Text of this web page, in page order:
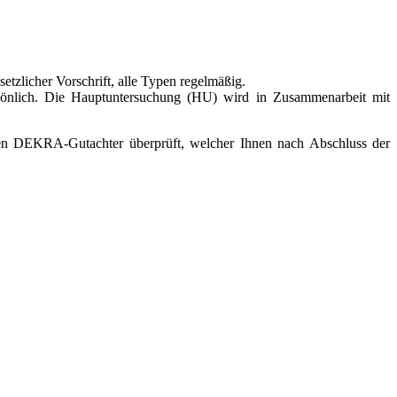
Vorschrift, alle Typen regelmäßig.
Die Hauptuntersuchung (HU) wird in Zusammenarbeit mit
DEKRA-Gutachter überprüft, welcher Ihnen nach Abschluss der